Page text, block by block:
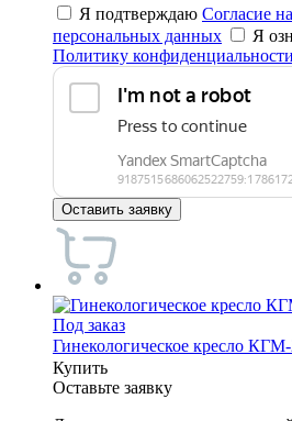
Я подтверждаю Согласие
персональных данных
Я
Политику конфиденциальности
Оставить заявку
Под заказ
Гинекологическое кресло
Купить
Оставьте заявку